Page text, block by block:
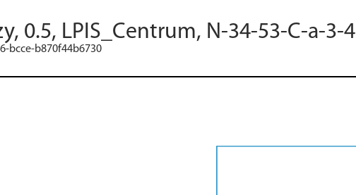
0.5, LPIS_Centrum, N-34-53-C-a-3-4
bcce-b870f44b6730